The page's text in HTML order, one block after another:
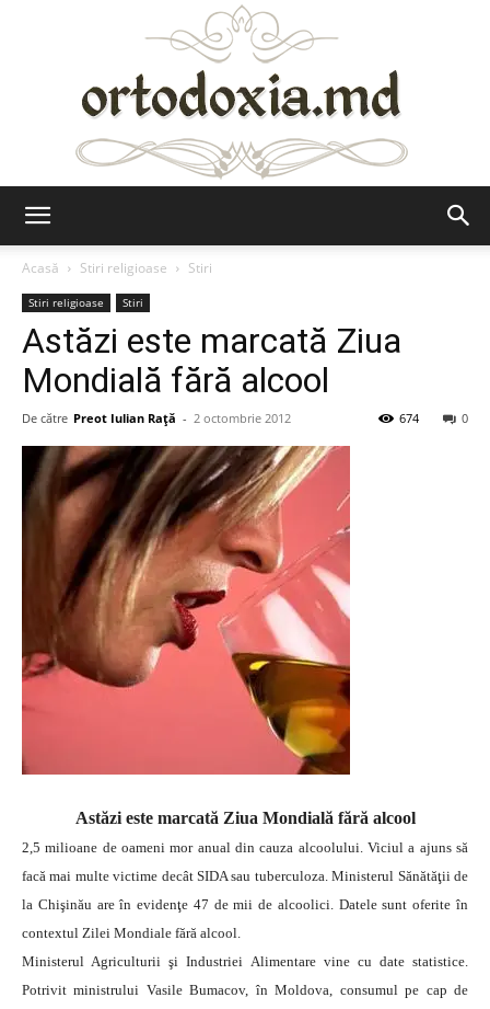
Acasă
Stiri religioase Stiri
Stiri religioase Stiri
Astăzi este marcată Ziua
Mondială fără alcool
De către Preot Iulian Raţă - 2 octombrie 2012 0
674
Astăzi este marcată Ziua Mondială fără alcool
2,5 milioane de oameni mor anual din cauza alcoolului. Viciul a ajuns să
facă mai multe victime decât SIDA sau tuberculoza. Ministerul Sănătăţii de
la Chişinău are în evidenţe 47 de mii de alcoolici. Datele sunt oferite în
contextul Zilei Mondiale fără alcool.
Ministerul Agriculturii şi Industriei Alimentare vine cu date statistice.
Potrivit ministrului Vasile Bumacov, în Moldova, consumul pe cap de